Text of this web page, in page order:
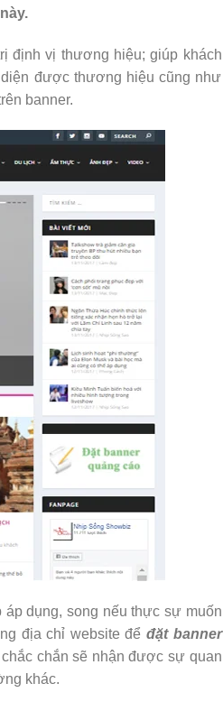
định vị thương hiệu; giúp khách
diện được thương hiệu cũng như
banner.
dụng, song nếu thực sự muốn
địa chỉ website để đặt banner
chắn sẽ nhận được sự quan
khác.